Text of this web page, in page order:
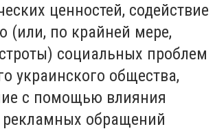
ценностей, содействие
(или, по крайней мере,
социальных проблем
украинского общества,
с помощью влияния
обращений